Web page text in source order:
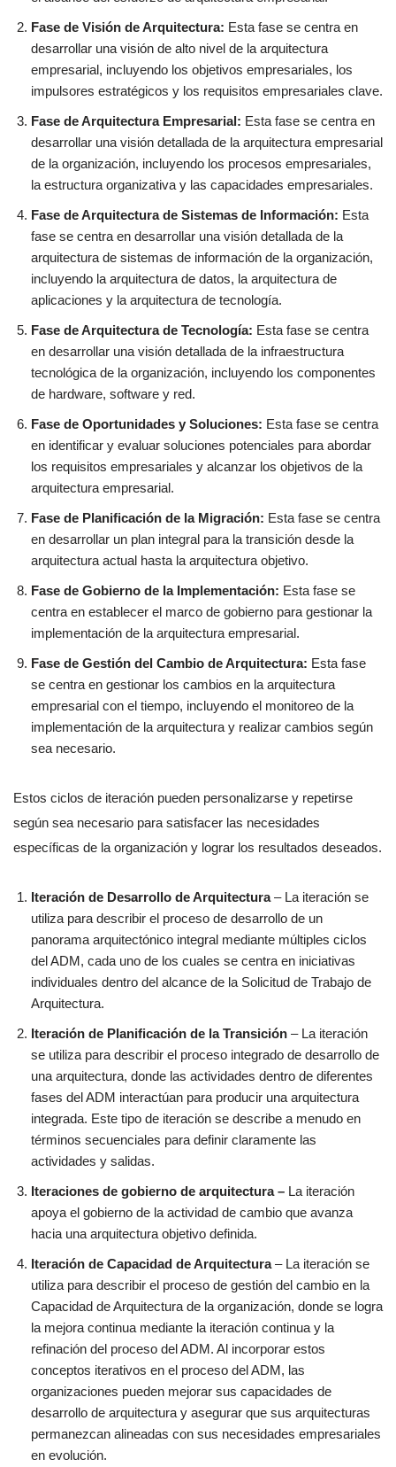
Fase de Visión de Arquitectura: Esta fase se centra en
desarrollar una visión de alto nivel de la arquitectura
empresarial, incluyendo los objetivos empresariales, los
impulsores estratégicos y los requisitos empresariales clave.
Fase de Arquitectura Empresarial: Esta fase se centra en
desarrollar una visión detallada de la arquitectura empresarial
de la organización, incluyendo los procesos empresariales,
la estructura organizativa y las capacidades empresariales.
Fase de Arquitectura de Sistemas de Información: Esta
fase se centra en desarrollar una visión detallada de la
arquitectura de sistemas de información de la organización,
incluyendo la arquitectura de datos, la arquitectura de
aplicaciones y la arquitectura de tecnología.
Fase de Arquitectura de Tecnología: Esta fase se centra
en desarrollar una visión detallada de la infraestructura
tecnológica de la organización, incluyendo los componentes
de hardware, software y red.
Fase de Oportunidades y Soluciones: Esta fase se centra
en identificar y evaluar soluciones potenciales para abordar
los requisitos empresariales y alcanzar los objetivos de la
arquitectura empresarial.
Fase de Planificación de la Migración: Esta fase se centra
en desarrollar un plan integral para la transición desde la
arquitectura actual hasta la arquitectura objetivo.
Fase de Gobierno de la Implementación: Esta fase se
centra en establecer el marco de gobierno para gestionar la
implementación de la arquitectura empresarial.
Fase de Gestión del Cambio de Arquitectura: Esta fase
se centra en gestionar los cambios en la arquitectura
empresarial con el tiempo, incluyendo el monitoreo de la
implementación de la arquitectura y realizar cambios según
sea necesario.
Estos ciclos de iteración pueden personalizarse y repetirse
según sea necesario para satisfacer las necesidades
específicas de la organización y lograr los resultados deseados.
Iteración de Desarrollo de Arquitectura– La iteración se
utiliza para describir el proceso de desarrollo de un
panorama arquitectónico integral mediante múltiples ciclos
del ADM, cada uno de los cuales se centra en iniciativas
individuales dentro del alcance de la Solicitud de Trabajo de
Arquitectura.
Iteración de Planificación de la Transición – La iteración
se utiliza para describir el proceso integrado de desarrollo de
una arquitectura, donde las actividades dentro de diferentes
fases del ADM interactúan para producir una arquitectura
integrada. Este tipo de iteración se describe a menudo en
términos secuenciales para definir claramente las
actividades y salidas.
Iteraciones de gobierno de arquitectura – La iteración
apoya el gobierno de la actividad de cambio que avanza
hacia una arquitectura objetivo definida.
Iteración de Capacidad de Arquitectura– La iteración se
utiliza para describir el proceso de gestión del cambio en la
Capacidad de Arquitectura de la organización, donde se logra
la mejora continua mediante la iteración continua y la
refinación del proceso del ADM. Al incorporar estos
conceptos iterativos en el proceso del ADM, las
organizaciones pueden mejorar sus capacidades de
desarrollo de arquitectura y asegurar que sus arquitecturas
permanezcan alineadas con sus necesidades empresariales
en evolución.